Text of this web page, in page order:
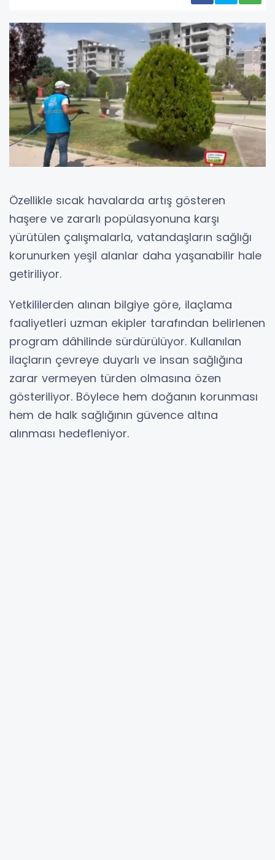
Özellikle sıcak havalarda artış gösteren
haşere ve zararlı popülasyonuna karşı
yürütülen çalışmalarla, vatandaşların sağlığı
korunurken yeşil alanlar daha yaşanabilir hale
getiriliyor.
Yetkililerden alınan bilgiye göre, ilaçlama
faaliyetleri uzman ekipler tarafından belirlenen
program dâhilinde sürdürülüyor. Kullanılan
ilaçların çevreye duyarlı ve insan sağlığına
zarar vermeyen türden olmasına özen
gösteriliyor. Böylece hem doğanın korunması
hem de halk sağlığının güvence altına
alınması hedefleniyor.